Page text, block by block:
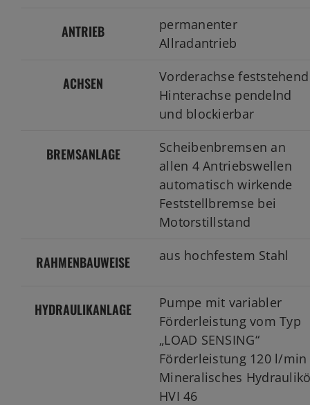
ANTRIEB
permanenter
Allradantrieb
ACHSEN
Vorderachse feststehend
Hinterachse pendelnd
und blockierbar
BREMSANLAGE
Scheibenbremsen an
allen 4 Antriebswellen
automatisch wirkende
Feststellbremse bei
Motorstillstand
RAHMENBAUWEISE aus hochfestem Stahl
HYDRAULIKANLAGE
Pumpe mit variabler
Förderleistung vom Typ
„LOAD SENSING“
Förderleistung 120 l/min
Mineralisches
HVI 46